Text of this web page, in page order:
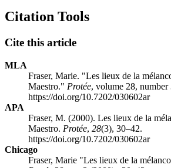
Citation Tools
Cite this article
MLA
Fraser, Marie. "Les lieux de la
Maestro." Protée, volume 28,
https://doi.org/10.7202/030602ar
APA
Fraser, M. (2000). Les lieux de la
Maestro. Protée, 28(3), 30–42.
https://doi.org/10.7202/030602ar
Chicago
Fraser, Marie "Les lieux de la